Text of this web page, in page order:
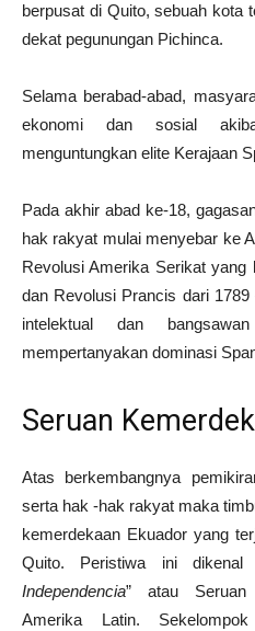
berpusat di Quito, sebuah kota
dekat pegunungan Pichinca.
Selama berabad-abad,
ekonomi dan sosial
menguntungkan elite Kerajaan
Pada akhir abad ke-18,
hak rakyat mulai menyebar ke
Revolusi Amerika Serikat yang
dan Revolusi Prancis dari
intelektual dan
mempertanyakan dominasi
Seruan
Atas berkembangnya
serta hak -hak rakyat maka
kemerdekaan Ekuador yang
Quito. Peristiwa ini dikenal
Independencia” atau Seruan
Amerika Latin.